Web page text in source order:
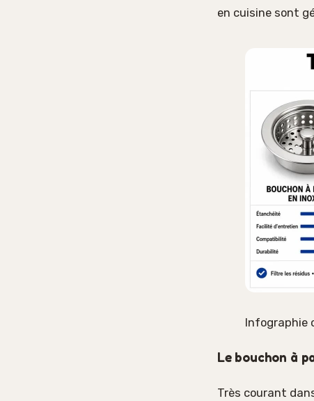
en cuisine sont
Infographie
Le bouchon à
Très courant